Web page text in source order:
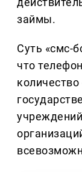
займы.
Суть «смс-
что